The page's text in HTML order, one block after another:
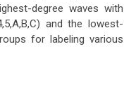
degree waves with
and the lowest-
for labeling various